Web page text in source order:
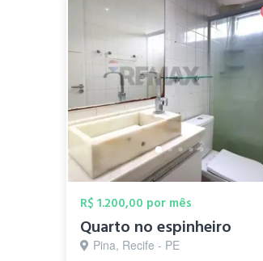
R$ 1.200,00 por mês
Quarto no espinheiro
Pina, Recife - PE